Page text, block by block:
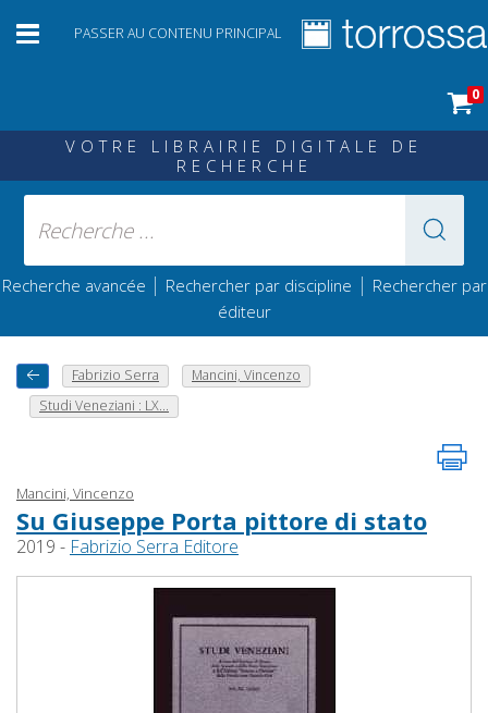
PASSER AU CONTENU PRINCIPAL
0
VOTRE LIBRAIRIE DIGITALE DE
RECHERCHE
Recherche avancée | Rechercher par discipline | Rechercher par
éditeur
Fabrizio Serra
Mancini, Vincenzo
Studi Veneziani : LX...
Mancini, Vincenzo
Su Giuseppe Porta pittore di stato
2019 - Fabrizio Serra Editore